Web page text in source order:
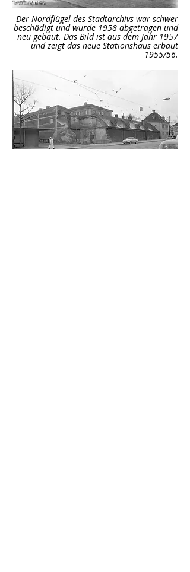
© Archiv FMTM e.V.
Der Nordflügel des Stadtarchivs war schwer
beschädigt und wurde 1958 abgetragen und
neu gebaut. Das Bild ist aus dem Jahr 1957
und zeigt das neue Stationshaus erbaut
1955/56.